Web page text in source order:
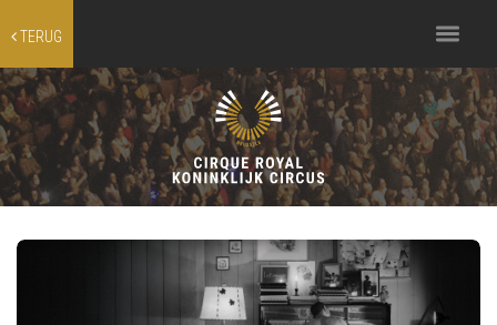
TERUG
Toggle
navigation